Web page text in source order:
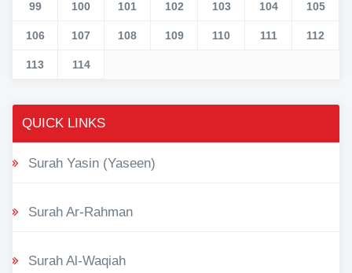
99 100 101 102 103 104 105
106 107 108 109 110 111 112
113 114
QUICK LINKS
Surah Yasin (Yaseen)
Surah Ar-Rahman
Surah Al-Waqiah